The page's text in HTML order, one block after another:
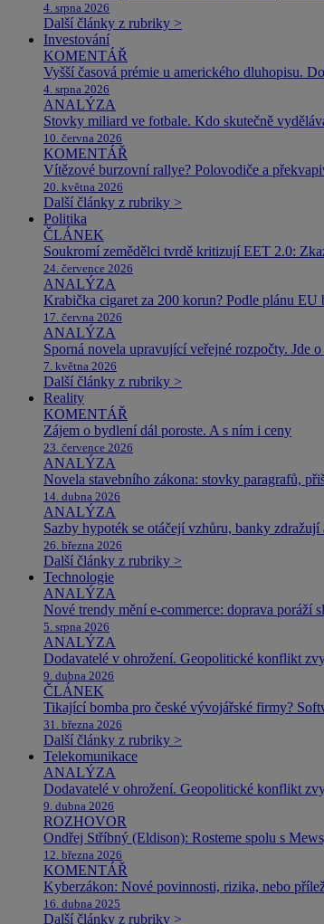
4. srpna 2026
Další články z rubriky >
Investování
KOMENTÁŘ
Vyšší časová prémie u amerického dluhopisu.
4. srpna 2026
ANALÝZA
Stovky miliard ve fotbale. Kdo skutečně
10. června 2026
KOMENTÁŘ
Vítězové burzovní rallye? Polovodiče a
20. května 2026
Další články z rubriky >
Politika
ČLÁNEK
Soukromí zemědělci tvrdě kritizují EET 2.0:
24. července 2026
ANALÝZA
Krabička cigaret za 200 korun? Podle plánu
17. června 2026
ANALÝZA
Sporná novela upravující veřejné rozpočty. Jde
7. května 2026
Další články z rubriky >
Reality
KOMENTÁŘ
Zájem o bydlení dál poroste. A s ním i ceny
23. července 2026
ANALÝZA
Novela stavebního zákona: stovky paragrafů,
14. dubna 2026
ANALÝZA
Sazby hypoték se otáčejí vzhůru, banky zdražují
26. března 2026
Další články z rubriky >
Technologie
ANALÝZA
Nové trendy mění e-commerce: doprava poráží
5. srpna 2026
ANALÝZA
Dodavatelé v ohrožení. Geopolitické konflikt
9. dubna 2026
ČLÁNEK
Tikající bomba pro české vývojářské firmy?
31. března 2026
Další články z rubriky >
Telekomunikace
ANALÝZA
Dodavatelé v ohrožení. Geopolitické konflikt
9. dubna 2026
ROZHOVOR
Ondřej Stříbný (Eldison): Rosteme spolu s
12. března 2026
KOMENTÁŘ
Kyberzákon: Nové povinnosti, rizika, nebo
16. dubna 2025
Další články z rubriky >